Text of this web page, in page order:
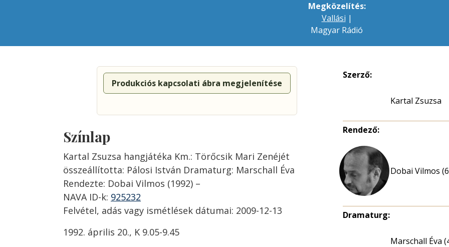
Megközelítés:
Vallási |
Magyar Rádió
Produkciós kapcsolati ábra megjelenítése
Színlap
Kartal Zsuzsa hangjátéka Km.: Törőcsik Mari Zenéjét
összeállította: Pálosi István Dramaturg: Marschall Éva
Rendezte: Dobai Vilmos (1992) –
NAVA ID-k: 925232
Felvétel, adás vagy ismétlések dátumai: 2009-12-13
1992. április 20., K 9.05-9.45
Szerző:
Kartal Zsuzsa
Rendező:
Dobai Vilmos
Dramaturg:
Marschall Éva